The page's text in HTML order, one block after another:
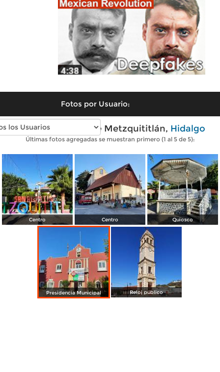
Fotos por Usuario:
Fotos modernas de Metzquititlán, Hidalgo
Últimas fotos agregadas se muestran primero (1 al 5 de 5):
Centro Centro Quiosco
Presidencia Municipal Reloj público